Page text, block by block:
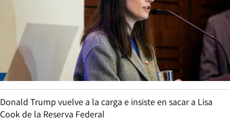
Donald Trump vuelve a la carga e insiste en sacar a Lisa
Cook de la Reserva Federal